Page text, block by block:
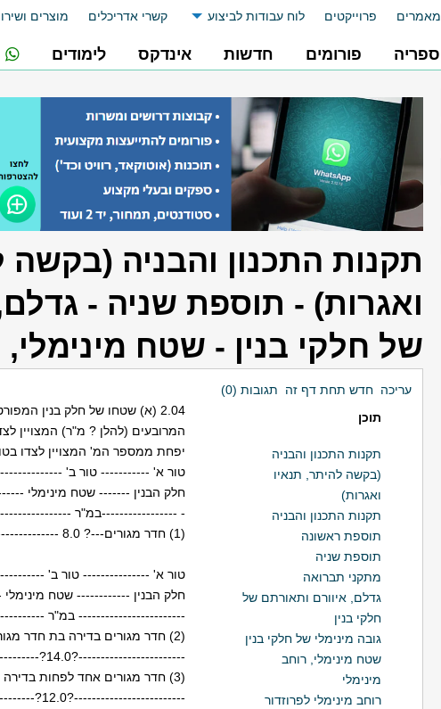
מאמרים פרוייקטים לוח עבודות לביצוע קשרי אדריכלים מוצרים
ספריה פורומים חדשות אינדקס לימודים
תקנות התכנון והבניה (בקשה
ואגרות) - תוספת שניה -
של חלקי בנין - שטח מינימלי,
עריכה חדש תחת דף זה
תגובות (0)
תוכן
תקנות התכנון והבניה
(בקשה להיתר, תנאיו
ואגרות)
תקנות התכנון והבניה
תוספת ראשונה
תוספת שניה
מתקני תברואה
גדלם, איוורם ותאורתם של
חלקי בנין
גובה מינימלי של חלקי בנין
שטח מינימלי, רוחב
מינימלי
רוחב מינימלי לפרוזדור
2.04 (א) שטחו של חלק בנין
המרובעים (להלן ? מ"ר) המצויין
יפחת ממספר המ' המצויין לצדו
טור א' ----------- טור ב'
חלק הבנין ------- שטח מינימלי
- -----------------במ"ר
(1) חדר מגורים---? 8.0 ---------------------- 2.60
טור א' --------------- טור ב'
חלק הבנין ------------ שטח
------------------------ במ"ר
(2) חדר מגורים בדירה בת חדר מגורים אחד
------------------------?14.0?-------------------- 2.60
(3) חדר מגורים אחד לפחות בדירה הכוללת שני חדרי מגורים או יותר
-------------------------?12.0?------------------- 2.60